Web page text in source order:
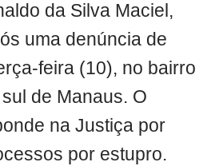
da Silva Maciel,
uma denúncia de
feira (10), no bairro
de Manaus. O
na Justiça por
por estupro.